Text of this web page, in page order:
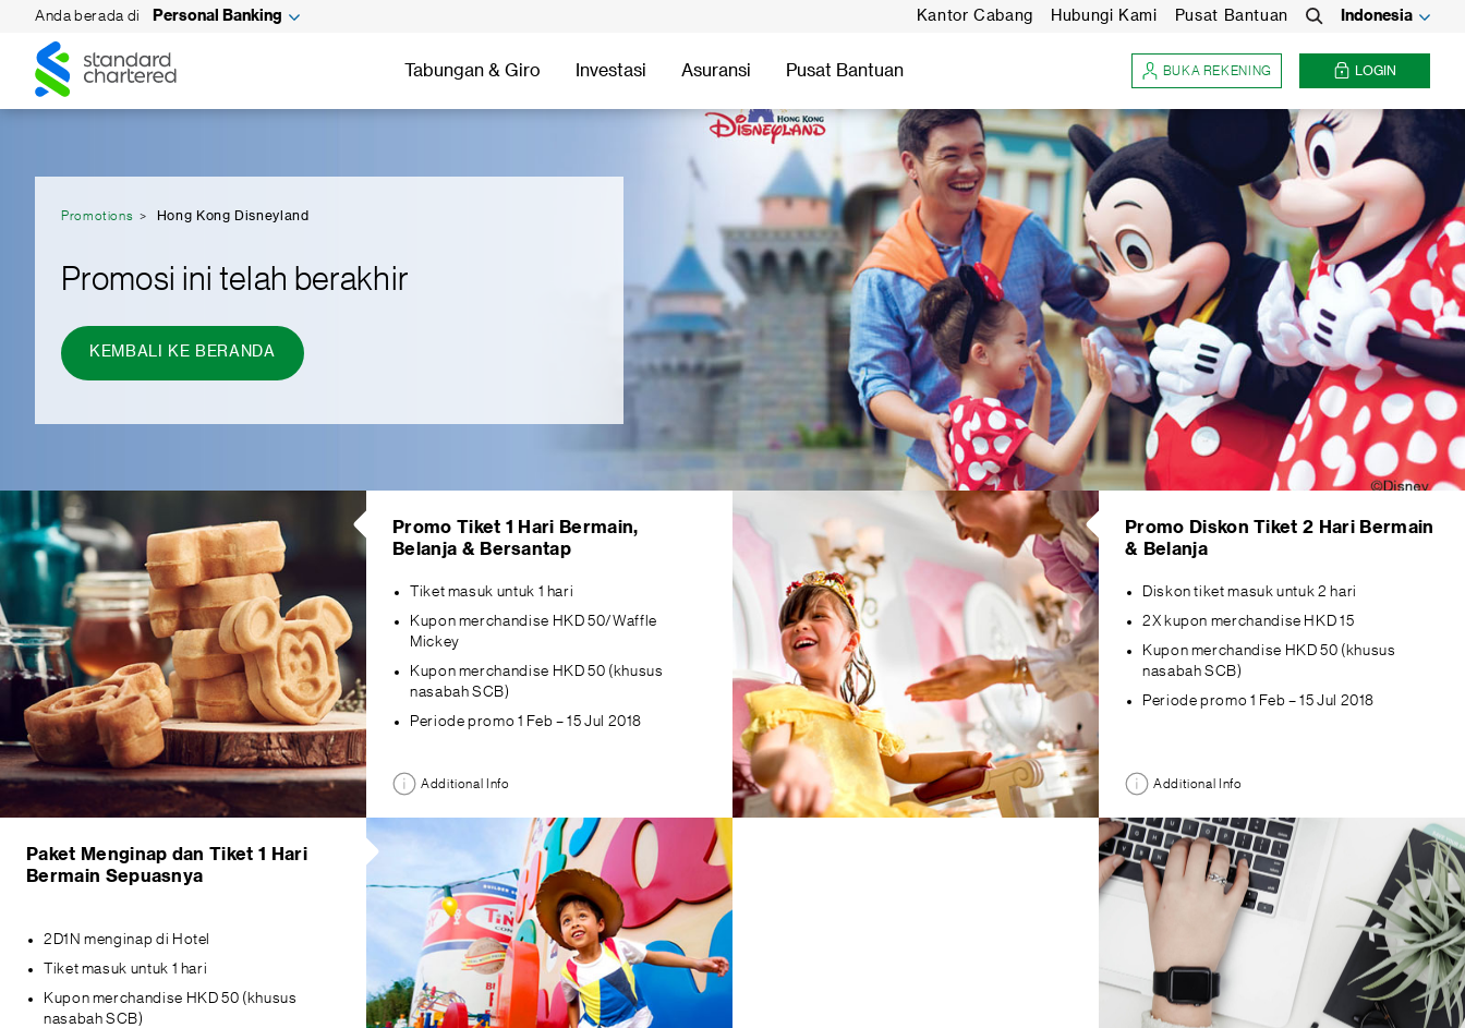
Anda berada di Personal Banking Kantor Cabang Hubungi Kami Pusat Bantuan
Search
Indonesia
Standard
Chartered
Standard
Chartered
Tabungan & Giro Investasi Asuransi Pusat Bantuan BUKA REKENING LOGIN
Promotions Hong Kong Disneyland
Promosi ini telah berakhir
KEMBALI KE BERANDA
Promo Tiket 1 Hari Bermain,
Belanja & Bersantap
Tiket masuk untuk 1 hari
Kupon merchandise HKD 50/Waffle
Mickey
Kupon merchandise HKD 50 (khusus
nasabah SCB)
Periode promo 1 Feb – 15 Jul 2018
Additional Info
Promo Diskon Tiket 2 Hari Bermain
& Belanja
Diskon tiket masuk untuk 2 hari
2X kupon merchandise HKD 15
Kupon merchandise HKD 50 (khusus
nasabah SCB)
Periode promo 1 Feb – 15 Jul 2018
Additional Info
Paket Menginap dan Tiket 1 Hari
Bermain Sepuasnya
2D1N menginap di Hotel
Tiket masuk untuk 1 hari
Kupon merchandise HKD 50 (khusus
nasabah SCB)